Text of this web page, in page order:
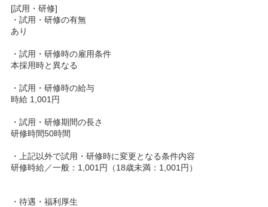
[試用・研修]
・試用・研修の有無
あり
・試用・研修時の雇用条件
本採用時と異なる
・試用・研修時の給与
時給 1,001円
・試用・研修期間の長さ
研修時間50時間
・上記以外で試用・研修時に変更となる条件内容
研修時給／一般：1,001円（18歳未満：1,001円）
・待遇・福利厚生